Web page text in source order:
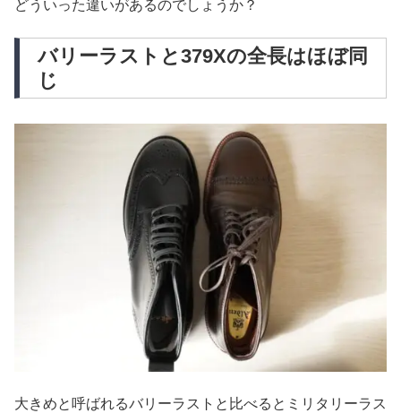
どういった違いがあるのでしょうか？
バリーラストと379Xの全長はほぼ同
じ
大きめと呼ばれるバリーラストと比べるとミリタリーラス